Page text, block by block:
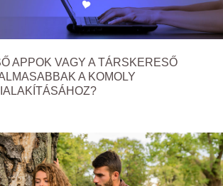
APPOK VAGY A TÁRSKERESŐ
A KOMOLY